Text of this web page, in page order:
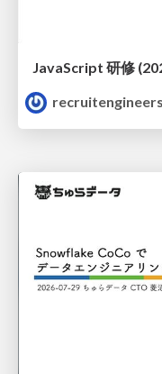
JavaScript 研修
recruitengineers